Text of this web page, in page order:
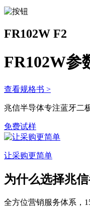
FR102W F2
FR102W参
查看规格书 >
兆信半导体专注蓝牙二
免费试样
让采购更简单
为什么选择兆
全方位营销服务体系，